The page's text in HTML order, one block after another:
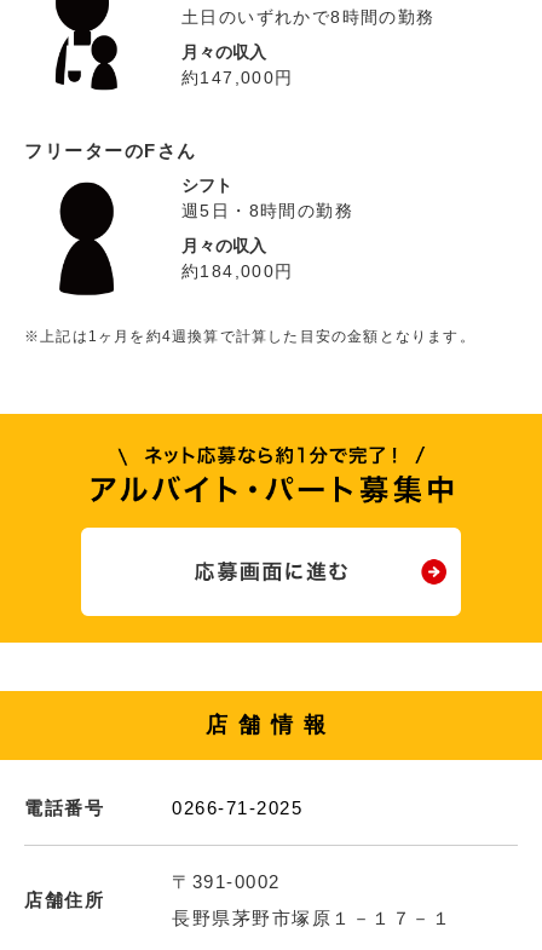
土日のいずれかで8時間の勤務
月々の収入
約147,000円
フリーターのFさん
シフト
週5日・8時間の勤務
月々の収入
約184,000円
※上記は1ヶ月を約4週換算で計算した目安の金額となります。
店舗情報
電話番号 0266-71-2025
店舗住所
〒391-0002
長野県茅野市塚原１－１７－１